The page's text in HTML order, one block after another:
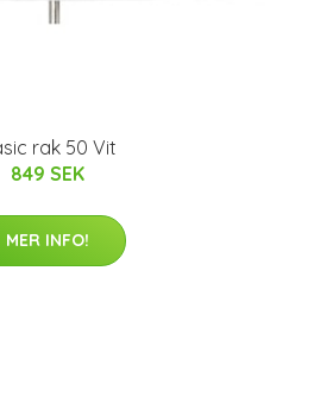
rak 50 Vit
849 SEK
MER INFO!